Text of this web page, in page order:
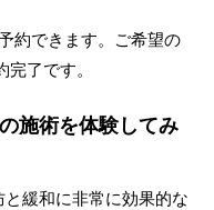
約できます。ご希望の
完了です。
施術を体験してみ
緩和に非常に効果的な